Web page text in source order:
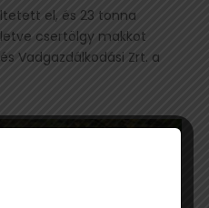
el, és 23 tonna
csertölgy makkot
Vadgazdálkodási Zrt. a